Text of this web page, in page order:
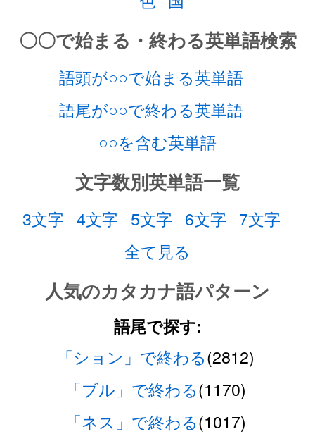
〇〇で始まる・終わる英単語検索
語頭が○○で始まる英単語
語尾が○○で終わる英単語
○○を含む英単語
文字数別英単語一覧
3文字 4文字 5文字 6文字 7文字
全て見る
人気のカタカナ語パターン
語尾で探す:
「ション」で終わる(2812)
「ブル」で終わる(1170)
「ネス」で終わる(1017)